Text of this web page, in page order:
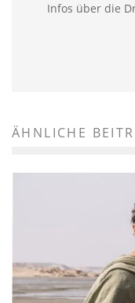
Infos über die
ÄHNLICHE